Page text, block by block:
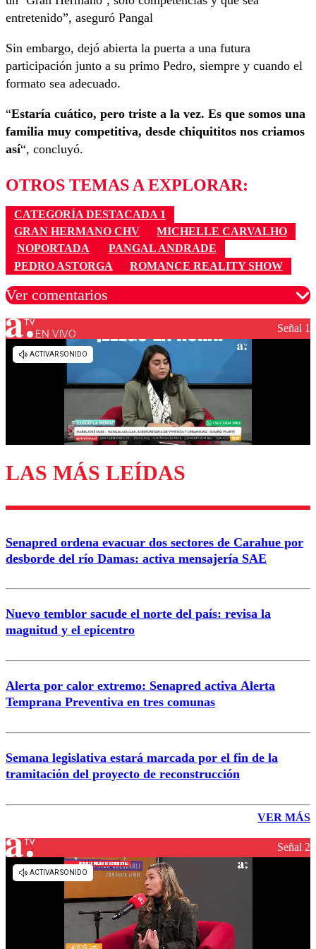
entretenido”, aseguró Pangal
Sin embargo, dejó abierta la puerta a una futura
participación junto a su primo Pedro, siempre y cuando el
formato sea adecuado.
“Estaría cuático, pero triste a la vez. Es que somos una
familia muy competitiva, desde chiquititos nos criamos
así“, concluyó.
OTROS TEMAS A EXPLORAR:
CATEGORÍA DESTACADA 1
GRAN HERMANO CHV
MICHELLE CARVALHO
NOPORTADA
PANGAL ANDRADE
PEDRO ASTORGA
ROMANCE REALITY SHOW
Ver comentarios
Los comentarios son moderados para garantizar un
diálogo respetuoso.
Enviar comentario
EN VIVO Señal 1
LAS MÁS LEÍDAS
Senapred ordena evacuar dos sectores de Carahue por
desborde del río Damas: activa mensajería SAE
Nuevo temblor sacude el norte del país: revisa la
magnitud y el epicentro
Alerta por calor extremo: Senapred activa Alerta
Temprana Preventiva en tres comunas
Semana legislativa estará marcada por el fin de la
tramitación del proyecto de reconstrucción
VER MÁS
Señal 2